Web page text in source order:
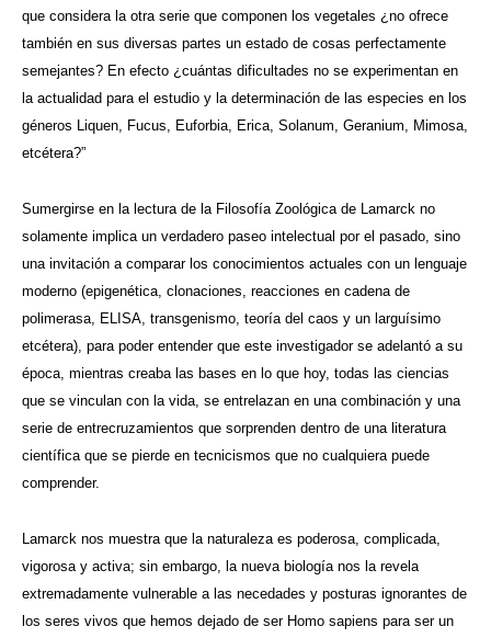
que considera la otra serie que componen los vegetales ¿no ofrece
también en sus diversas partes un estado de cosas perfectamente
semejantes? En efecto ¿cuántas dificultades no se experimentan en
la actualidad para el estudio y la determinación de las especies en los
géneros Liquen, Fucus, Euforbia, Erica, Solanum, Geranium, Mimosa,
etcétera?”
Sumergirse en la lectura de la Filosofía Zoológica de Lamarck no
solamente implica un verdadero paseo intelectual por el pasado, sino
una invitación a comparar los conocimientos actuales con un lenguaje
moderno (epigenética, clonaciones, reacciones en cadena de
polimerasa, ELISA, transgenismo, teoría del caos y un larguísimo
etcétera), para poder entender que este investigador se adelantó a su
época, mientras creaba las bases en lo que hoy, todas las ciencias
que se vinculan con la vida, se entrelazan en una combinación y una
serie de entrecruzamientos que sorprenden dentro de una literatura
científica que se pierde en tecnicismos que no cualquiera puede
comprender.
Lamarck nos muestra que la naturaleza es poderosa, complicada,
vigorosa y activa; sin embargo, la nueva biología nos la revela
extremadamente vulnerable a las necedades y posturas ignorantes de
los seres vivos que hemos dejado de ser Homo sapiens para ser un